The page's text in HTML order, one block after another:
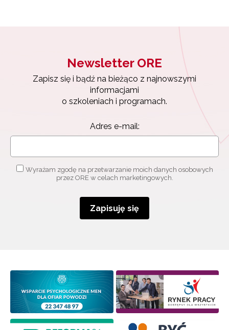
Newsletter ORE
Zapisz się i bądź na bieżąco z najnowszymi
informacjami
o szkoleniach i programach.
Adres e-mail:
Wyrażam zgodę na przetwarzanie moich danych osobowych
przez ORE w celach marketingowych.
Zapisuję się